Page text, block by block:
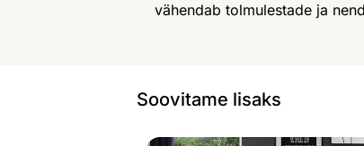
vähendab tolmulestade ja
Soovitame lisaks